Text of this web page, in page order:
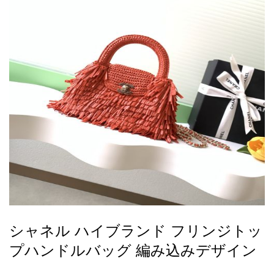
管
せ2026人気特集
バッグ
財布
時計
服
ズボン
衣装セット
靴
住まい用品
アクセサリー
ベルト
スカーフ
アイフォーンケ
ース
小物
お
す
シャネル ハイブランド フリンジトッ
プハンドルバッグ 編み込みデザイン